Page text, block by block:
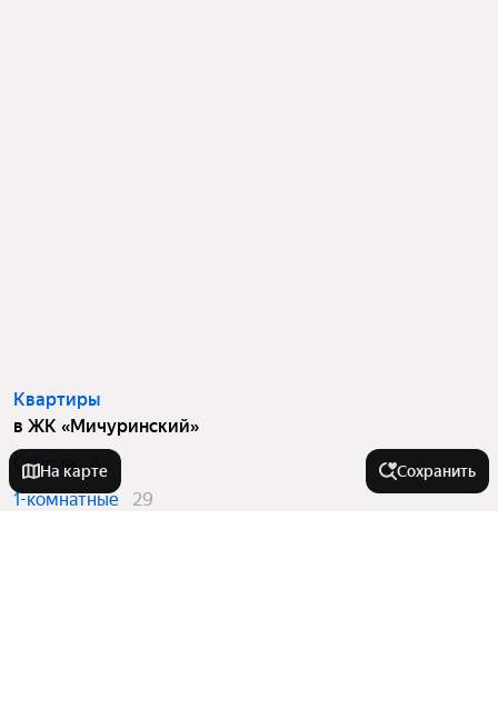
Квартиры
в ЖК «Мичуринский»
Студии
43
1-комнатные
29
На карте Сохранить